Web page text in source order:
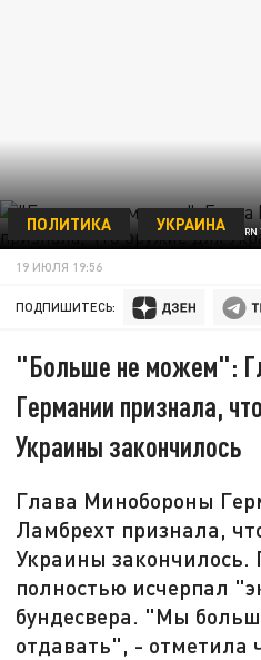
IMAGO/BJÖRN
ПОЛИТИКА УКРАИНА
19 ИЮЛЯ 19:56
ПОДПИШИТЕСЬ:
"Больше не можем":
Германии признала,
Украины закончилось
Глава Минобороны
Ламбрехт признала,
Украины закончилось.
полностью исчерпал
бундесвера. "Мы
отдавать", - отметила